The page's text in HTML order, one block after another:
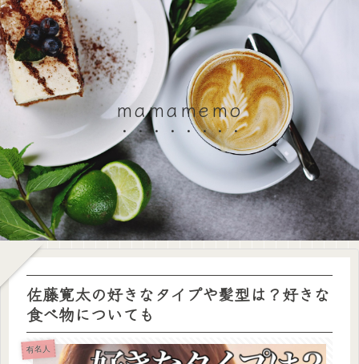
mamamemo
佐藤寛太の好きなタイプや髪型は？好きな
食べ物についても
有名人